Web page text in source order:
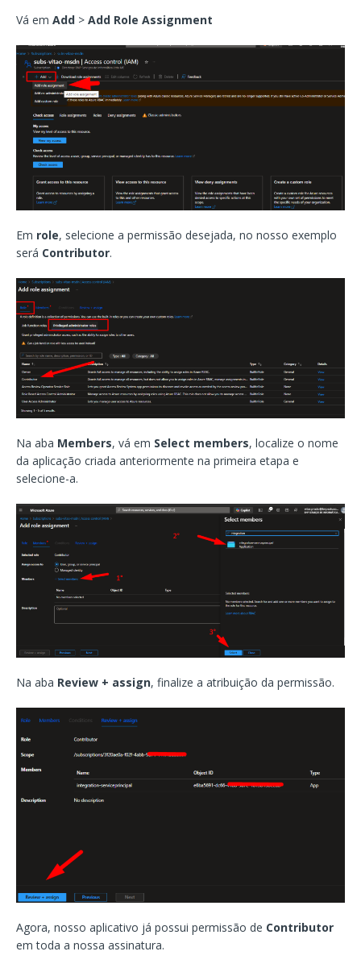
Vá em Add > Add Role Assignment
Em role, selecione a permissão desejada, no nosso exemplo
será Contributor.
Na aba Members, vá em Select members, localize o nome
da aplicação criada anteriormente na primeira etapa e
selecione-a.
Na aba Review + assign, finalize a atribuição da permissão.
Agora, nosso aplicativo já possui permissão de Contributor
em toda a nossa assinatura.